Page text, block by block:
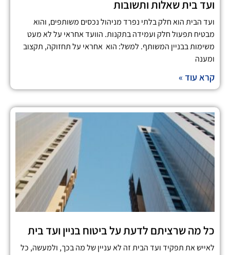
ועד בית שאלות ותשובות
ועד הבית הוא חלק בלתי נפרד מניהול נכסים משותפים, והוא
מבטיח תפעול חלק ועמידה בתקנות. הוועד אחראי על לא מעט
משימות בבניין המשותף. למשל: הוא אחראי על תחזוקה, תקצוב
ומענה
קרא עוד »
כל מה שרציתם לדעת על ביטוח בניין ועד בית
לאייש את תפקיד ועד הבית זה לא עניין של מה בכך, ולמעשה, כל